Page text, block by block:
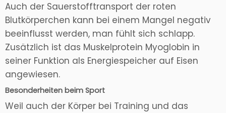
Auch der Sauerstofftransport der roten
Blutkörperchen kann bei einem Mangel negativ
beeinflusst werden, man fühlt sich schlapp.
Zusätzlich ist das Muskelprotein Myoglobin in
seiner Funktion als Energiespeicher auf Eisen
angewiesen.
Besonderheiten beim Sport
Weil auch der Körper bei Training und das